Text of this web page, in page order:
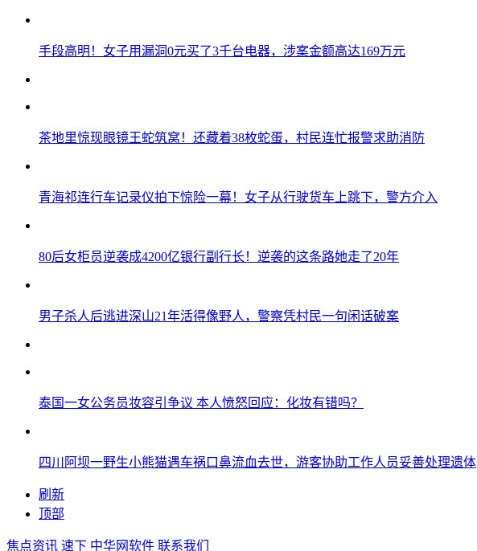
手段高明！女子用漏洞0元买了3千台电器，涉案金额高达169万元
茶地里惊现眼镜王蛇筑窝！还藏着38枚蛇蛋，村民连忙报警求助消防
青海祁连行车记录仪拍下惊险一幕！女子从行驶货车上跳下，警方介入
80后女柜员逆袭成4200亿银行副行长！逆袭的这条路她走了20年
男子杀人后逃进深山21年活得像野人，警察凭村民一句闲话破案
泰国一女公务员妆容引争议 本人愤怒回应：化妆有错吗？
四川阿坝一野生小熊猫遇车祸口鼻流血去世，游客协助工作人员妥善处理遗体
刷新
顶部
焦点资讯 速下 中华网软件 联系我们